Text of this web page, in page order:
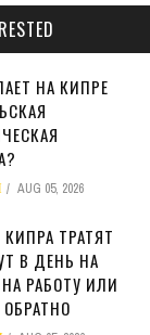
НА КИПРЕ
AUG 05, 2026
ТРАТЯТ
В ДЕНЬ НА
РАБОТУ ИЛИ